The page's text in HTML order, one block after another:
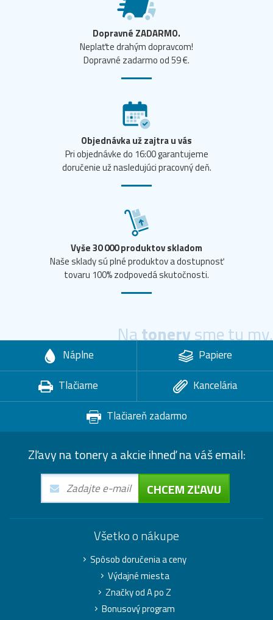
Dopravné ZADARMO.
Neplaťte drahým dopravcom!
Dopravné zadarmo od 59 €.
Objednávka už zajtra u vás
Pri objednávke do 16:00 garantujeme
doručenie už nasledujúci pracovný deň.
Vyše 30 000 produktov skladom
Naše sklady sú plné produktov a dostupnosť
tovaru 100% zodpovedá skutočnosti.
Natonerysme tu my.
Náplne
Papiere
Tlačiarne
Kancelária
Tlačiareň zadarmo
Zľavy na tonery a akcie ihneď na váš email:
CHCEM ZĽAVU
Všetko o nákupe
Spôsob doručenia a ceny
Výdajné miesta
Značky od A po Z
Bonusový program